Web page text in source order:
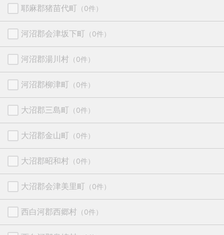
耶麻郡猪苗代町 （0件）
河沼郡会津坂下町 （0件）
河沼郡湯川村 （0件）
河沼郡柳津町 （0件）
大沼郡三島町 （0件）
大沼郡金山町 （0件）
大沼郡昭和村 （0件）
大沼郡会津美里町 （0件）
西白河郡西郷村 （0件）